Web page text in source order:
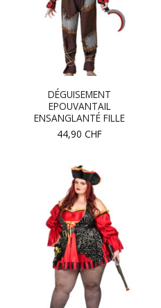
DÉGUISEMENT
EPOUVANTAIL
ENSANGLANTÉ FILLE
44,90 CHF